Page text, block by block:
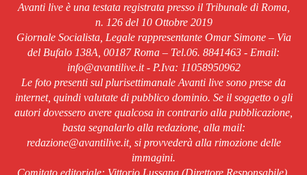
Avanti live è una testata registrata presso il Tribunale di Roma,
n. 126 del 10 Ottobre 2019
Giornale Socialista, Legale rappresentante Omar Simone – Via
del Bufalo 138A, 00187 Roma – Tel.06. 8841463 - Email:
info@avantilive.it - P.Iva: 11058950962
Le foto presenti sul plurisettimanale Avanti live sono prese da
internet, quindi valutate di pubblico dominio. Se il soggetto o gli
autori dovessero avere qualcosa in contrario alla pubblicazione,
basta segnalarlo alla redazione, alla mail:
redazione@avantilive.it, si provvederà alla rimozione delle
immagini.